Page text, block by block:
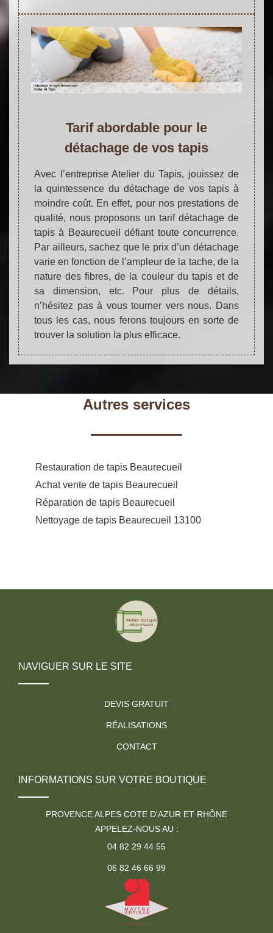
Tarif abordable pour le
détachage de vos tapis
Avec l’entreprise Atelier du Tapis, jouissez de
la quintessence du détachage de vos tapis à
moindre coût. En effet, pour nos prestations de
qualité, nous proposons un tarif détachage de
tapis à Beaurecueil défiant toute concurrence.
Par ailleurs, sachez que le prix d’un détachage
varie en fonction de l’ampleur de la tache, de la
nature des fibres, de la couleur du tapis et de
sa dimension, etc. Pour plus de détails,
n’hésitez pas à vous tourner vers nous. Dans
tous les cas, nous ferons toujours en sorte de
trouver la solution la plus efficace.
Autres services
Restauration de tapis Beaurecueil
Achat vente de tapis Beaurecueil
Réparation de tapis Beaurecueil
Nettoyage de tapis Beaurecueil 13100
NAVIGUER SUR LE SITE
DEVIS GRATUIT
RÉALISATIONS
CONTACT
INFORMATIONS SUR VOTRE BOUTIQUE
PROVENCE ALPES COTE D'AZUR ET RHÔNE
APPELEZ-NOUS AU :
04 82 29 44 55
06 82 46 66 99